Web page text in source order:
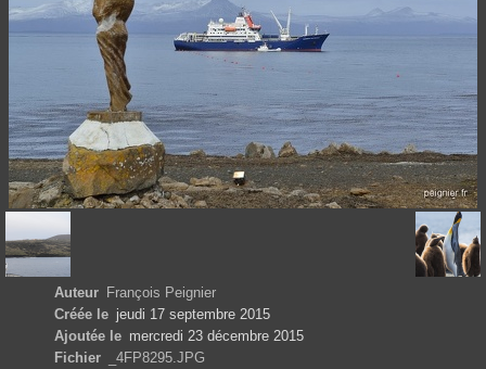
Auteur François Peignier
Créée le jeudi 17 septembre 2015
Ajoutée le mercredi 23 décembre 2015
Fichier
_4FP8295.JPG